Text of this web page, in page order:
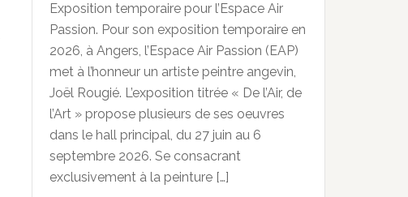
Exposition temporaire pour l’Espace Air
Passion. Pour son exposition temporaire en
2026, à Angers, l’Espace Air Passion (EAP)
met à l’honneur un artiste peintre angevin,
Joël Rougié. L’exposition titrée « De l’Air, de
l’Art » propose plusieurs de ses oeuvres
dans le hall principal, du 27 juin au 6
septembre 2026. Se consacrant
exclusivement à la peinture […]